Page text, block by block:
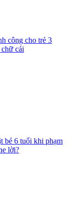
công cho trẻ 3
cái
bé 6 tuổi khi phạm
lời?